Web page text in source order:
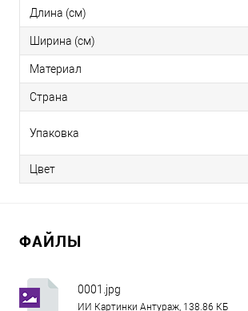
Длина (см)
Ширина (см)
Материал
Страна
Упаковка
Цвет
ФАЙЛЫ
0001.jpg
ИИ Картинки Антураж, 138.86 КБ